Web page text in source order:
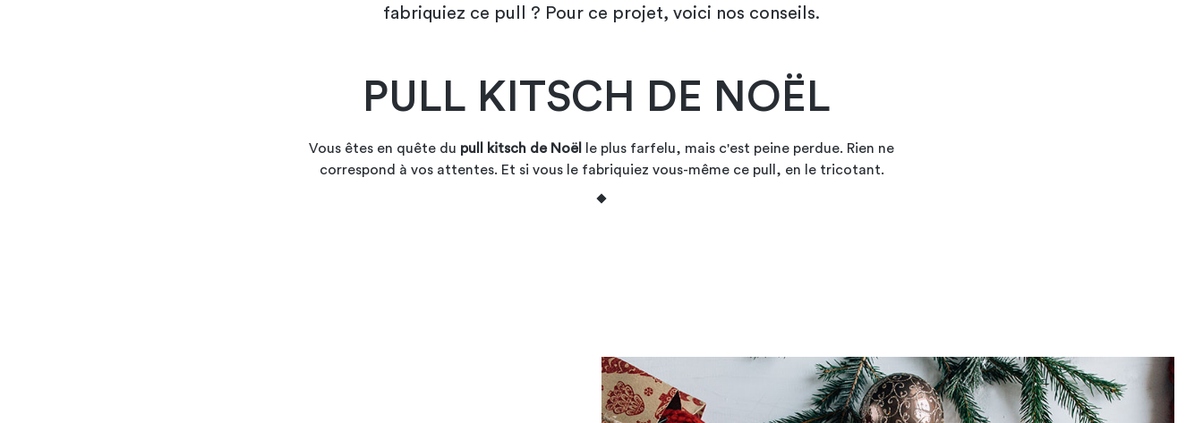
fabriquiez ce pull ? Pour ce projet, voici nos conseils.
PULL KITSCH DE NOËL
Vous êtes en quête du pull kitsch de Noël
le plus farfelu, mais c'est peine perdue. Rien ne
correspond à vos attentes. Et si vous le fabriquiez vous-même ce pull, en le tricotant.